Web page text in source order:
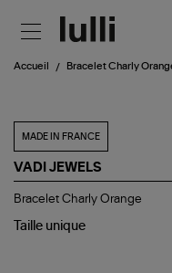
Accueil Bracelet Charly
MADE IN FRANCE
VADI JEWELS
Bracelet
Orange
Bracelet Charly Orange
Taille unique